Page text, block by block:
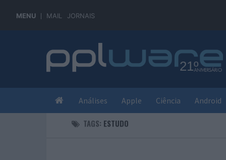
MENU MAIL JORNAIS
Análises Apple Ciência Android
TAGS: ESTUDO